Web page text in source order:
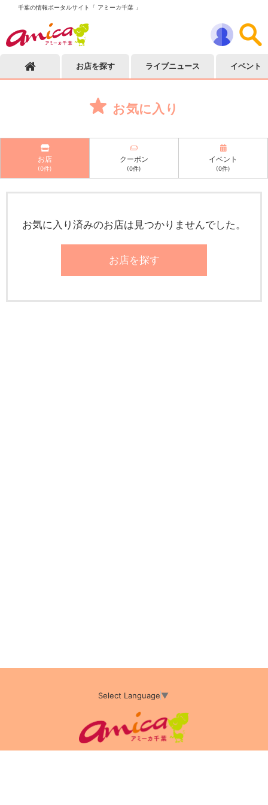
千葉の情報ポータルサイト「 アミーカ千葉 」
お店を探す ライブニュース イベント
お気に入り
お店
(0件)
クーポン
(0件)
イベント
(0件)
お気に入り済みのお店は見つかりませんでした。
お店を探す
Select Language▼